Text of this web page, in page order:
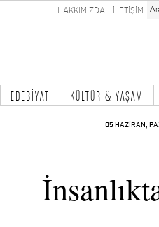
HAKKIMIZDA İLETİŞİM
EDEBİYAT KÜLTÜR & YAŞAM
05 HAZİRAN,